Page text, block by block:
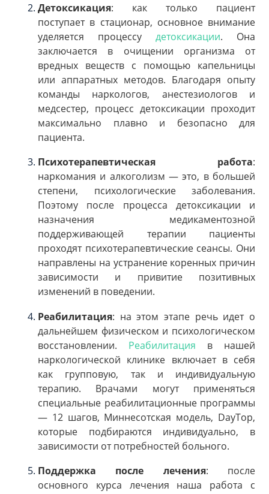
Детоксикация: как только пациент
поступает в стационар, основное внимание
уделяется процессу детоксикации. Она
заключается в очищении организма от
вредных веществ с помощью капельницы
или аппаратных методов. Благодаря опыту
команды наркологов, анестезиологов и
медсестер, процесс детоксикации проходит
максимально плавно и безопасно для
пациента.
Психотерапевтическая работа:
наркомания и алкоголизм — это, в большей
степени, психологические заболевания.
Поэтому после процесса детоксикации и
назначения медикаментозной
поддерживающей терапии пациенты
проходят психотерапевтические сеансы. Они
направлены на устранение коренных причин
зависимости и привитие позитивных
изменений в поведении.
Реабилитация: на этом этапе речь идет о
дальнейшем физическом и психологическом
восстановлении. Реабилитация в нашей
наркологической клинике включает в себя
как групповую, так и индивидуальную
терапию. Врачами могут применяться
специальные реабилитационные программы
— 12 шагов, Миннесотская модель, DayTop,
которые подбираются индивидуально, в
зависимости от потребностей больного.
Поддержка после лечения: после
основного курса лечения наша работа с